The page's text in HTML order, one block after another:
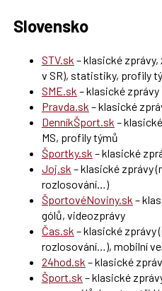
Slovensko
STV.sk – klasické
v SR), statistiky, profily
SME.sk – klasické zprávy
Pravda.sk – klasické
DenníkŠport.sk –
MS, profily týmů
Športky.sk – klasické
Joj.sk – klasické zprávy
rozlosování…)
ŠportovéNoviny.sk –
gólů, videozprávy
Čas.sk – klasické zprávy
rozlosování…), mobilní
24hod.sk – klasické
Šport.sk – klasické